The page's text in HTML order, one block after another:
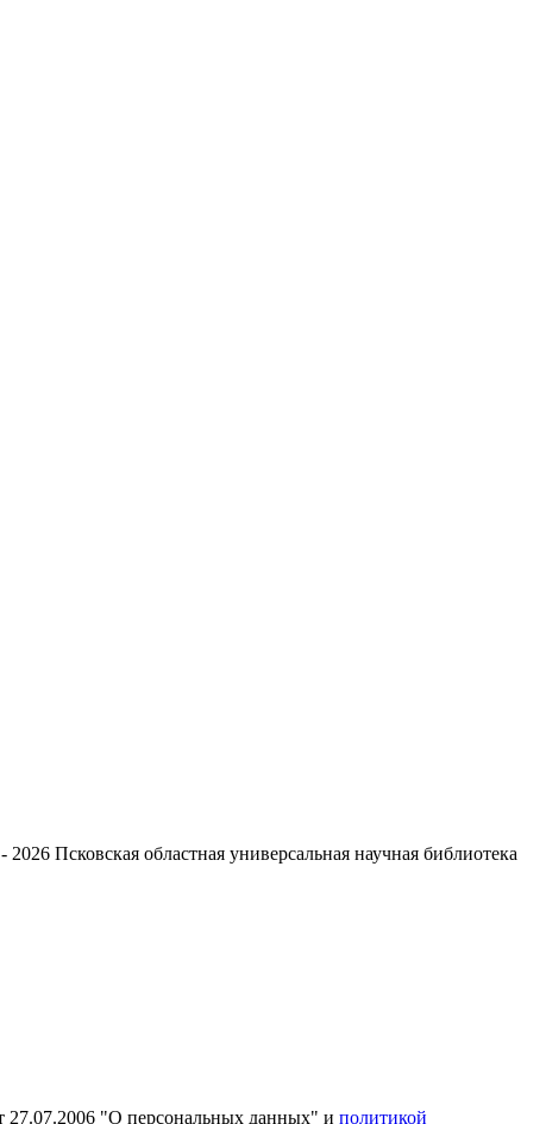
2026 Псковская областная универсальная научная библиотека
27.07.2006 "О персональных данных" и политикой